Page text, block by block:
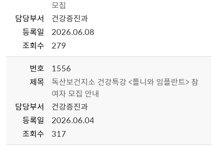
모집
담당부서
건강증진과
등록일
2026.06.08
조회수
279
번호
1556
제목
독산보건지소 건강특강 <틀니와 임플란트> 참
여자 모집 안내
담당부서
건강증진과
등록일
2026.06.04
조회수
317